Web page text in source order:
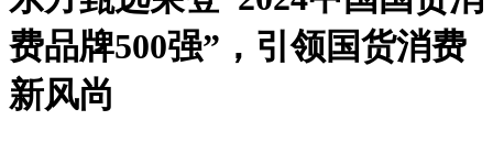
费品牌500强”，引领国货消费
新风尚